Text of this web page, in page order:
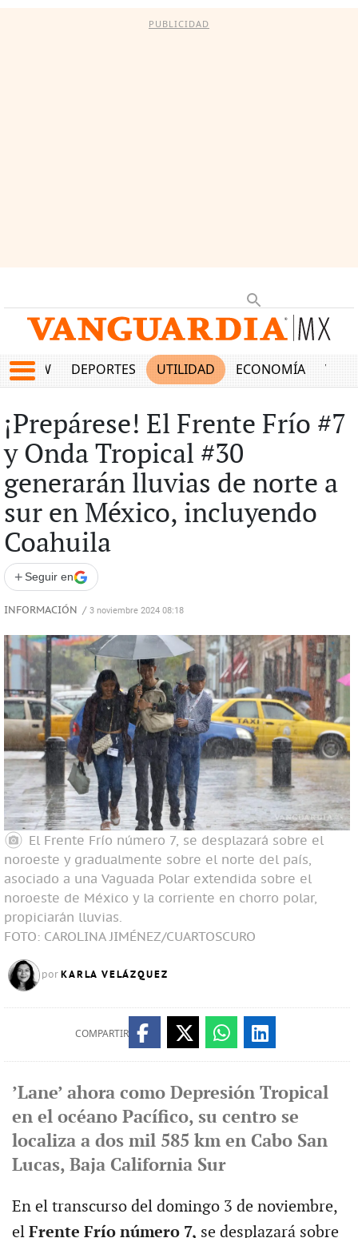
PUBLICIDAD
SHOW DEPORTES UTILIDAD ECONOMÍA VIDA
¡Prepárese! El Frente Frío #7
y Onda Tropical #30
generarán lluvias de norte a
sur en México, incluyendo
Coahuila
+ Seguir en
INFORMACIÓN / 3 noviembre 2024 08:18
El Frente Frío número 7, se desplazará sobre el
noroeste y gradualmente sobre el norte del país,
asociado a una Vaguada Polar extendida sobre el
noroeste de México y la corriente en chorro polar,
propiciarán lluvias.
FOTO: CAROLINA JIMÉNEZ/CUARTOSCURO
por KARLA VELÁZQUEZ
COMPARTIR
’Lane’ ahora como Depresión Tropical
en el océano Pacífico, su centro se
localiza a dos mil 585 km en Cabo San
Lucas, Baja California Sur
En el transcurso del domingo 3 de noviembre,
el Frente Frío número 7, se desplazará sobre